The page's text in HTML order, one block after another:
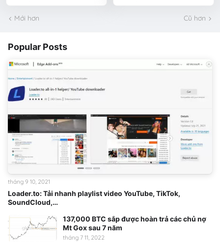
Mới hơn Cũ hơn
Popular Posts
Loader.to: Tải nhanh playlist video YouTube, TikTok,
SoundCloud,…
tháng 9 10, 2021
137,000 BTC sắp được hoàn trả các chủ nợ
Mt Gox sau 7 năm
tháng 7 11, 2022